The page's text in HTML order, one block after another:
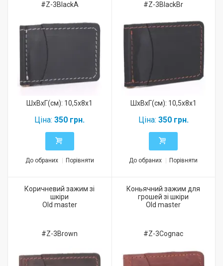
#Z-3BlackA
ШхВхГ(см): 10,5x8x1
Ціна: 350 грн.
До обраних Порівняти
#Z-3BlackBr
ШхВхГ(см): 10,5x8x1
Ціна: 350 грн.
До обраних Порівняти
Коричневий зажим зі
шкіри
Old master
#Z-3Brown
Коньячний зажим для
грошей зі шкіри
Old master
#Z-3Cognac